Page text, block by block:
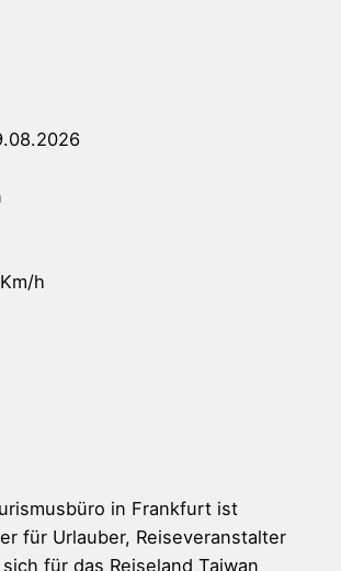
h
in Frankfurt ist
für Urlauber, Reiseveranstalter
für das Reiseland Taiwan